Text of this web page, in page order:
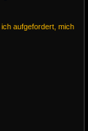
aufgefordert, mich